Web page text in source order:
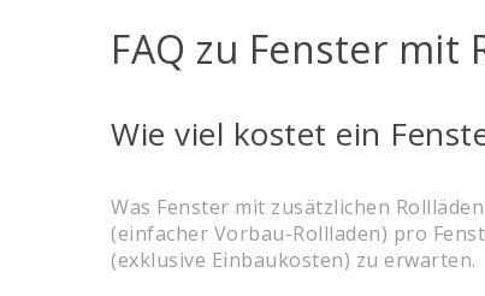
FAQ zu Fenster mit
Wie viel kostet ein
Was Fenster mit zusätzlichen
(einfacher Vorbau-Rollladen) pro
(exklusive Einbaukosten) zu erwarten.